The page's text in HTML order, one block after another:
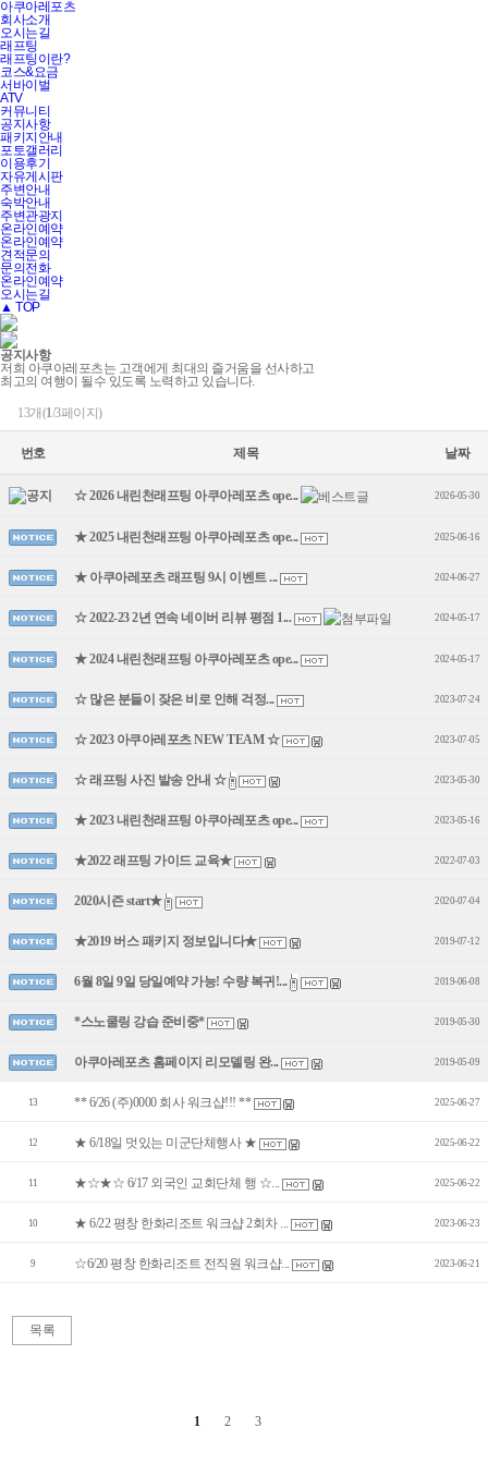
아쿠아레포츠
회사소개
오시는길
래프팅
래프팅이란?
코스&요금
서바이벌
ATV
커뮤니티
공지사항
패키지안내
포토갤러리
이용후기
자유게시판
주변안내
숙박안내
주변관광지
온라인예약
온라인예약
견적문의
문의전화
온라인예약
오시는길
▲ TOP
공지사항
저희 아쿠아레포츠는 고객에게 최대의 즐거움을 선사하고
최고의 여행이 될수 있도록 노력하고 있습니다.
13개(1/3페이지)
번호 제목 날짜
☆ 2026 내린천래프팅 아쿠아레포츠 ope... 2026-05-30
★ 2025 내린천래프팅 아쿠아레포츠 ope... 2025-06-16
★ 아쿠아레포츠 래프팅 9시 이벤트 ... 2024-06-27
☆ 2022-23 2년 연속 네이버 리뷰 평점 1... 2024-05-17
★ 2024 내린천래프팅 아쿠아레포츠 ope... 2024-05-17
☆ 많은 분들이 잦은 비로 인해 걱정... 2023-07-24
☆ 2023 아쿠아레포츠 NEW TEAM ☆ 2023-07-05
☆ 래프팅 사진 발송 안내 ☆ 2023-05-30
★ 2023 내린천래프팅 아쿠아레포츠 ope... 2023-05-16
★2022 래프팅 가이드 교육★ 2022-07-03
2020시즌 start★ 2020-07-04
★2019 버스 패키지 정보입니다★ 2019-07-12
6월 8일 9일 당일예약 가능! 수량 복귀!... 2019-06-08
*스노쿨링 강습 준비중* 2019-05-30
아쿠아레포츠 홈페이지 리모델링 완... 2019-05-09
13 ** 6/26 (주)0000 회사 워크샵!!! ** 2025-06-27
12 ★ 6/18일 멋있는 미군단체행사 ★ 2025-06-22
11 ★☆★☆ 6/17 외국인 교회단체 행 ☆... 2025-06-22
10 ★ 6/22 평창 한화리조트 워크샵 2회차 ... 2023-06-23
9 ☆6/20 평창 한화리조트 전직원 워크샵... 2023-06-21
목록
1 2 3